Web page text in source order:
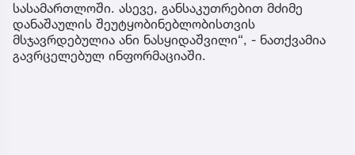
სასამართლოში. ასევე, განსაკუთრებით მძიმე
დანაშაულის შეუტყობინებლობისთვის
მსჯავრდებულია ანი ნასყიდაშვილი“, - ნათქვამია
გავრცელებულ ინფორმაციაში.